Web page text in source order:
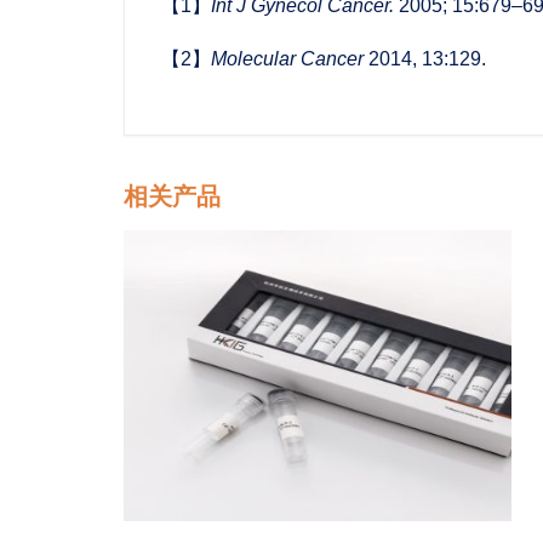
【1】 Int J Gynecol Cancer. 2005;
【2】 Molecular Cancer2014, 13:129.
相关产品